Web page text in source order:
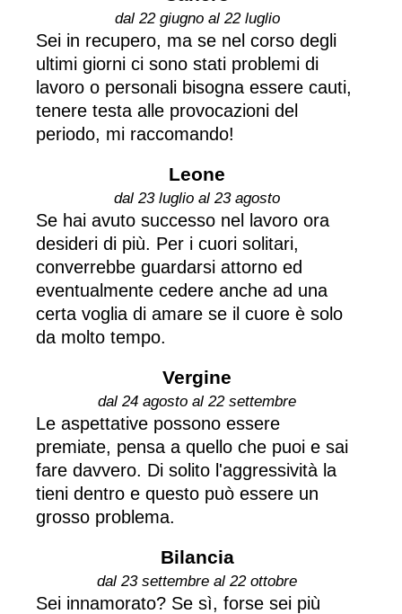
dal 22 giugno al 22 luglio
Sei in recupero, ma se nel corso degli
ultimi giorni ci sono stati problemi di
lavoro o personali bisogna essere cauti,
tenere testa alle provocazioni del
periodo, mi raccomando!
Leone
dal 23 luglio al 23 agosto
Se hai avuto successo nel lavoro ora
desideri di più. Per i cuori solitari,
converrebbe guardarsi attorno ed
eventualmente cedere anche ad una
certa voglia di amare se il cuore è solo
da molto tempo.
Vergine
dal 24 agosto al 22 settembre
Le aspettative possono essere
premiate, pensa a quello che puoi e sai
fare davvero. Di solito l'aggressività la
tieni dentro e questo può essere un
grosso problema.
Bilancia
dal 23 settembre al 22 ottobre
Sei innamorato? Se sì, forse sei più